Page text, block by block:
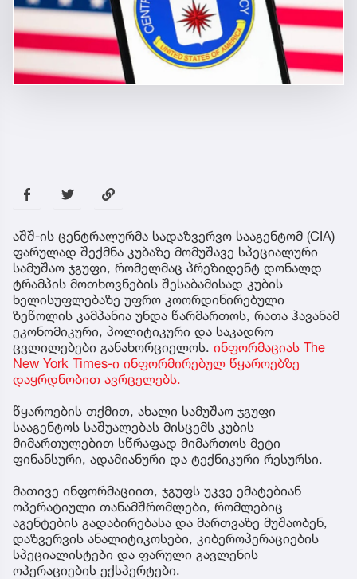
აშშ-ის ცენტრალურმა სადაზვერვო სააგენტომ (CIA)
ფარულად შექმნა კუბაზე მომუშავე სპეციალური
სამუშაო ჯგუფი, რომელმაც პრეზიდენტ დონალდ
ტრამპის მოთხოვნების შესაბამისად კუბის
ხელისუფლებაზე უფრო კოორდინირებული
ზეწოლის კამპანია უნდა წარმართოს, რათა ჰავანამ
ეკონომიკური, პოლიტიკური და საკადრო
ცვლილებები განახორციელოს. ინფორმაციას The
New York Times-ი ინფორმირებულ წყაროებზე
დაყრდნობით ავრცელებს.
წყაროების თქმით, ახალი სამუშაო ჯგუფი
სააგენტოს საშუალებას მისცემს კუბის
მიმართულებით სწრაფად მიმართოს მეტი
ფინანსური, ადამიანური და ტექნიკური რესურსი.
მათივე ინფორმაციით, ჯგუფს უკვე ემატებიან
ოპერატიული თანამშრომლები, რომლებიც
აგენტების გადაბირებასა და მართვაზე მუშაობენ,
დაზვერვის ანალიტიკოსები, კიბეროპერაციების
სპეციალისტები და ფარული გავლენის
ოპერაციების ექსპერტები.